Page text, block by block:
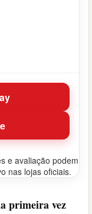
e avaliação podem
nas lojas oficiais.
primeira vez